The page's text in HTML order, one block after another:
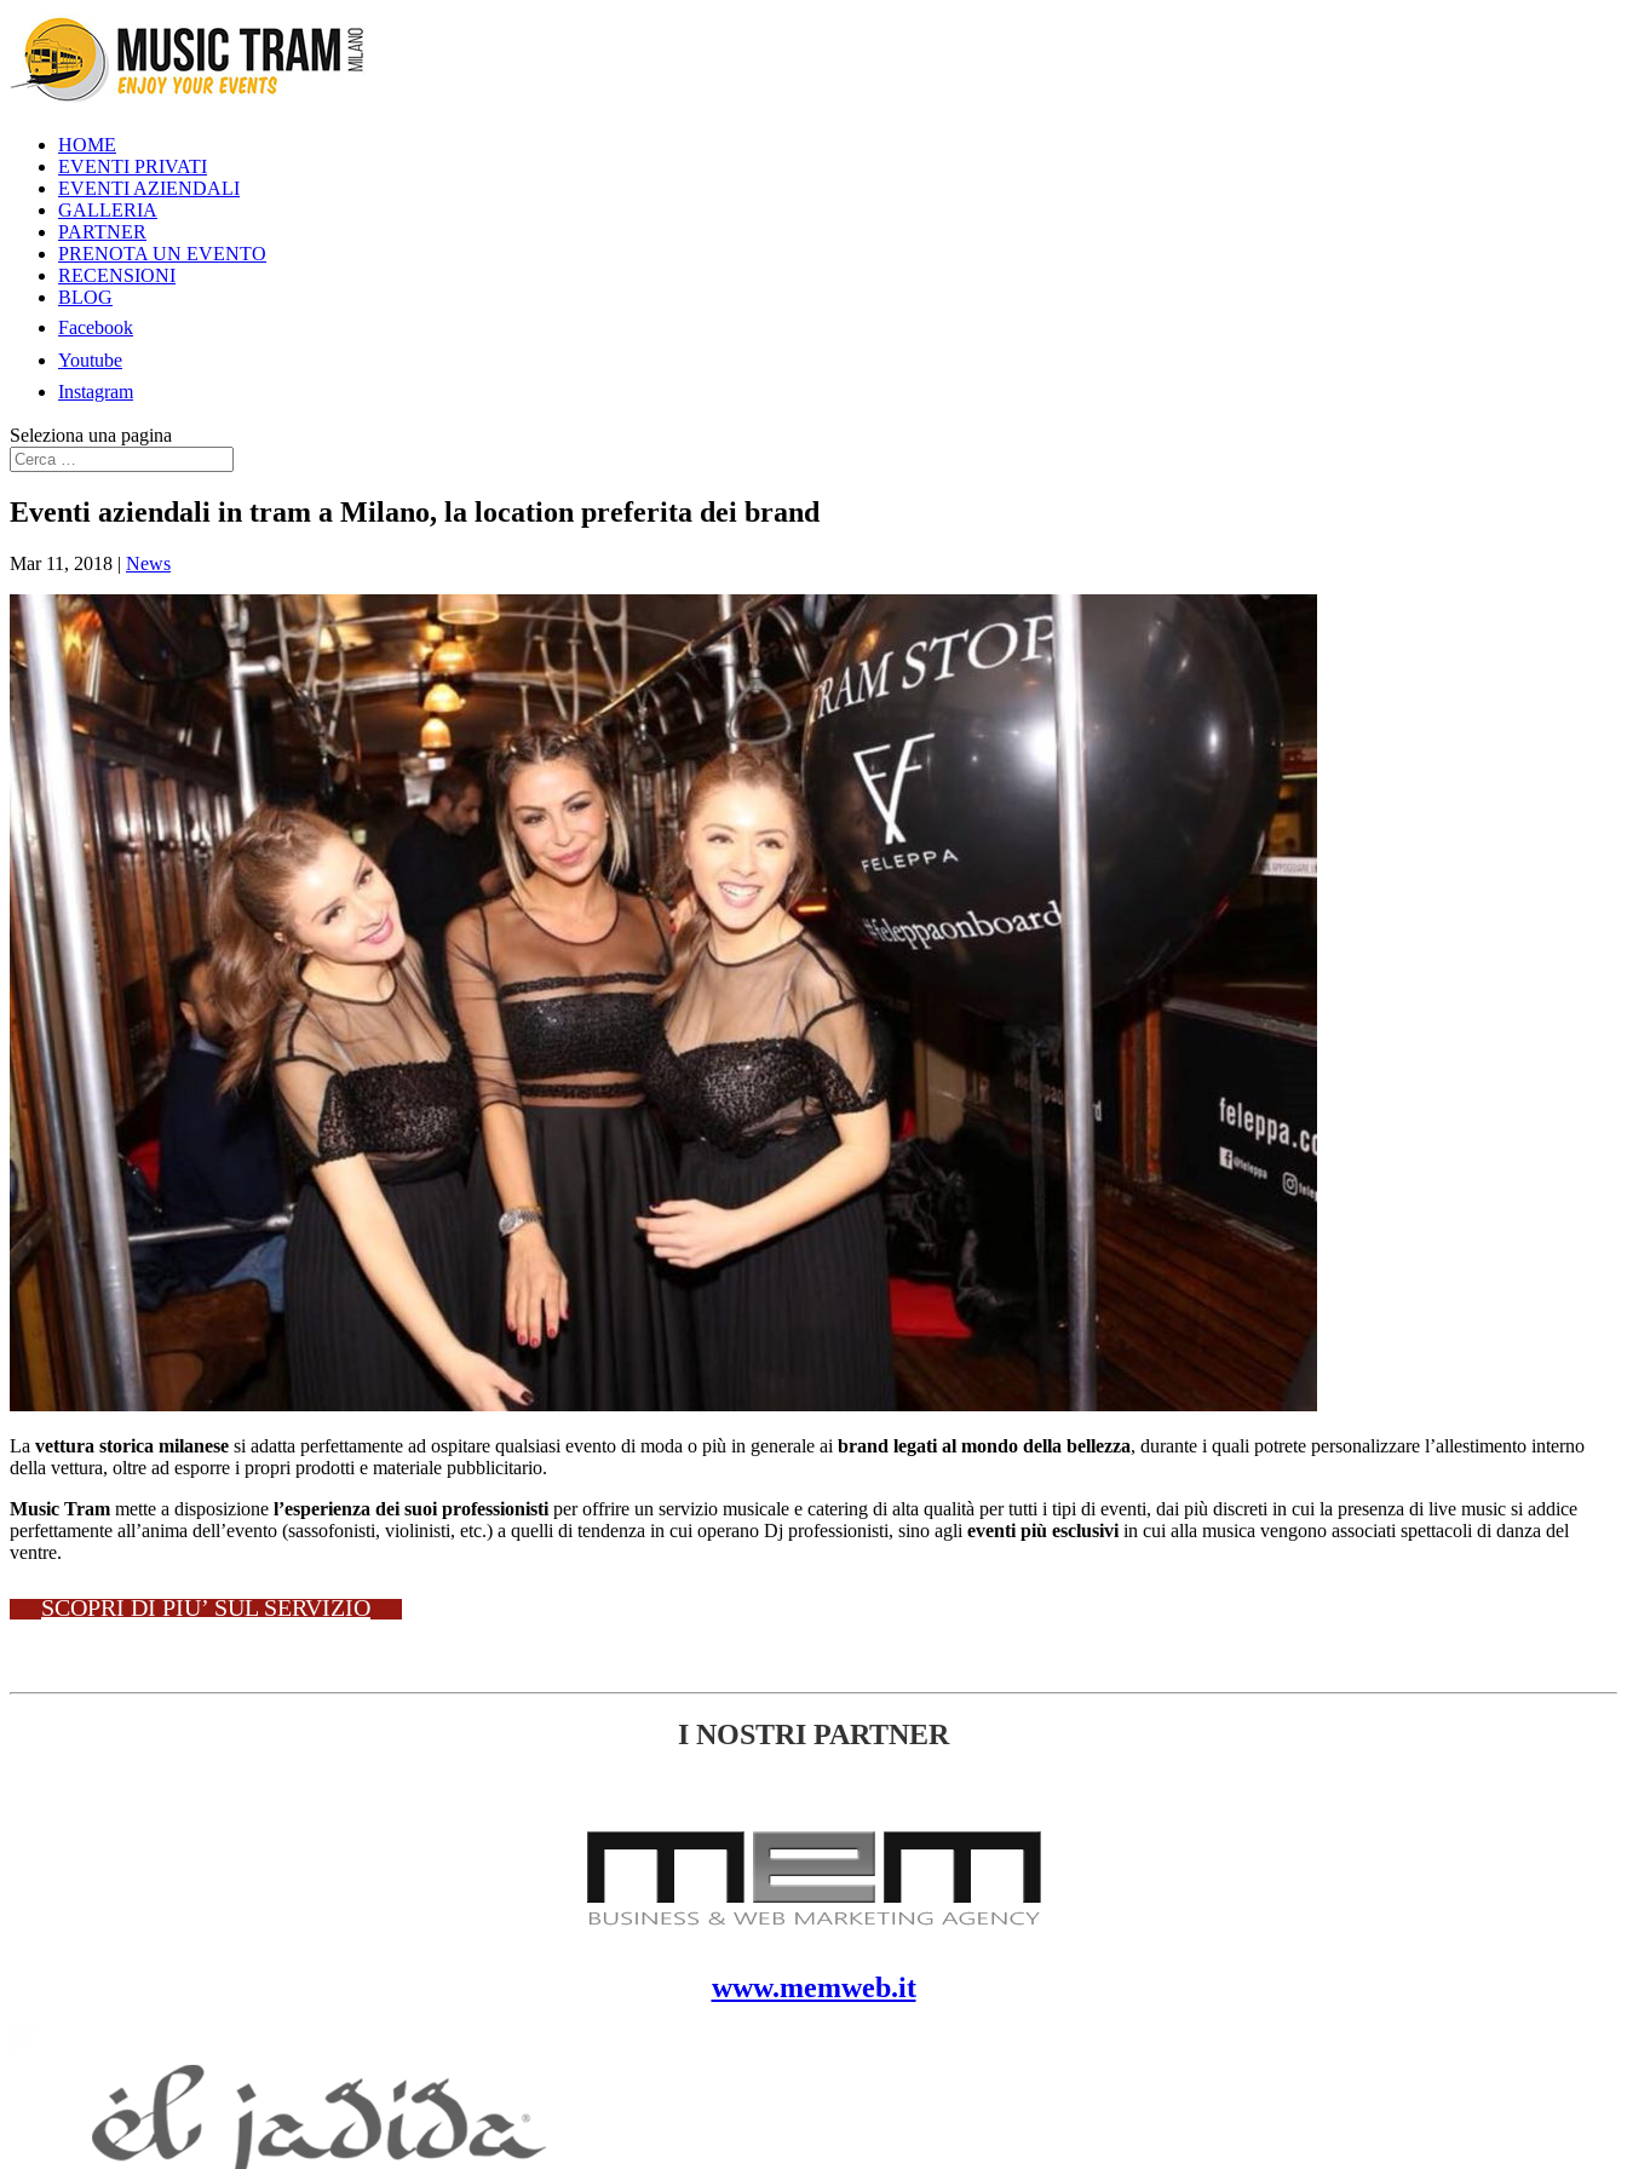
HOME
EVENTI PRIVATI
EVENTI AZIENDALI
GALLERIA
PARTNER
PRENOTA UN EVENTO
RECENSIONI
BLOG
Facebook
Youtube
Instagram
Seleziona una pagina
Eventi aziendali in tram a Milano, la location preferita dei brand
Mar 11, 2018 | News
La vettura storica milanese si adatta perfettamente ad ospitare qualsiasi evento di moda o più in generale ai brand legati al mondo della bellezza, durante i quali potrete personalizzare l’allestimento interno
della vettura, oltre ad esporre i propri prodotti e materiale pubblicitario.
Music Tram mette a disposizione l’esperienza dei suoi professionisti per offrire un servizio musicale e catering di alta qualità per tutti i tipi di eventi, dai più discreti in cui la presenza di live music si addice
perfettamente all’anima dell’evento (sassofonisti, violinisti, etc.) a quelli di tendenza in cui operano Dj professionisti, sino agli eventi più esclusivi in cui alla musica vengono associati spettacoli di danza del
ventre.
SCOPRI DI PIU’ SUL SERVIZIO
I NOSTRI PARTNER
www.memweb.it